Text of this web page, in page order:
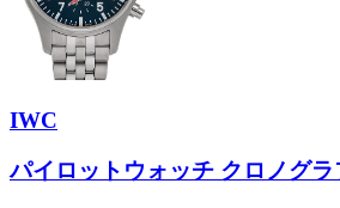
IWC
パイロットウォッチ クロノグラ